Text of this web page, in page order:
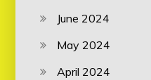
June 2024
May 2024
April 2024